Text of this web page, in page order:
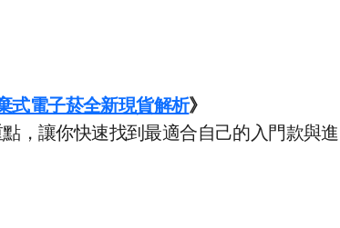
式電子菸全新現貨解析》
，讓你快速找到最適合自己的入門款與進